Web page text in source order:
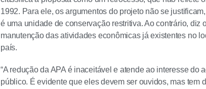
1992. Para ele, os argumentos do projeto não se
é uma unidade de conservação restritiva. Ao contrário,
manutenção das atividades econômicas já existentes no
país.
“A redução da APA é inaceitável e atende ao interesse
público. É evidente que eles devem ser ouvidos, mas tem